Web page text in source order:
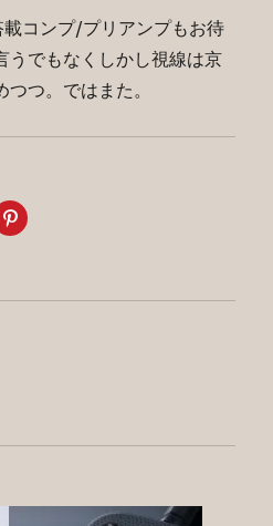
コンプ/プリアンプもお待
うでもなくしかし視線は京
つ。ではまた。